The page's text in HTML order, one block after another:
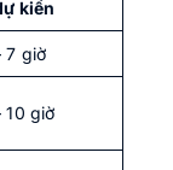
kiến
7 giờ
10 giờ